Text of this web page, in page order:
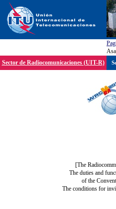
Sector de Radiocomunicaciones (UIT-R)
[The
The duties and
of the
The conditions for